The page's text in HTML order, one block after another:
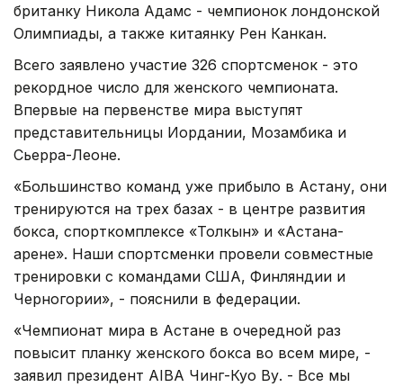
британку Никола Адамс - чемпионок лондонской
Олимпиады, а также китаянку Рен Канкан.
Всего заявлено участие 326 спортсменок - это
рекордное число для женского чемпионата.
Впервые на первенстве мира выступят
представительницы Иордании, Мозамбика и
Сьерра-Леоне.
«Большинство команд уже прибыло в Астану, они
тренируются на трех базах - в центре развития
бокса, спорткомплексе «Толкын» и «Астана-
арене». Наши спортсменки провели совместные
тренировки с командами США, Финляндии и
Черногории», - пояснили в федерации.
«Чемпионат мира в Астане в очередной раз
повысит планку женского бокса во всем мире, -
заявил президент AIBA Чинг-Куо Ву. - Все мы